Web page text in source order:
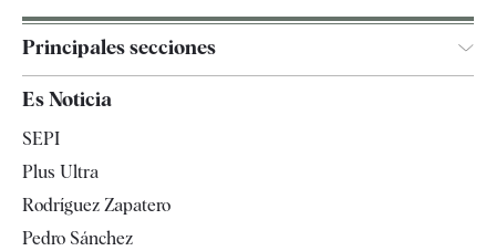
Principales secciones
España
Televisión
Es Noticia
SEPI
Plus Ultra
Rodríguez Zapatero
Pedro Sánchez